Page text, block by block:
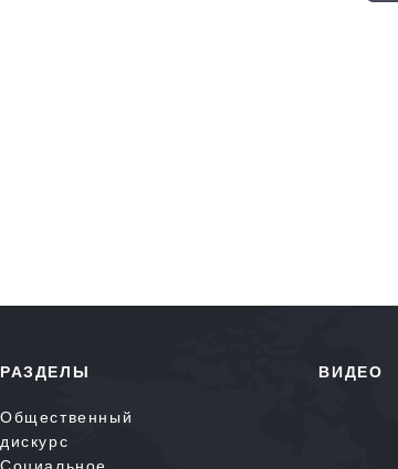
РАЗДЕЛЫ
Общественный
дискурс
Социальное
ВИДЕО